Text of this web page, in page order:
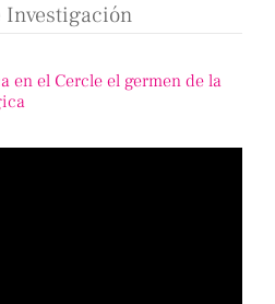
Investigación
en el Cercle el germen de la